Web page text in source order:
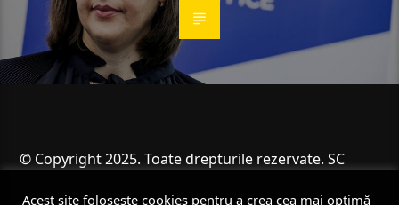
© Copyright 2025. Toate drepturile rezervate. SC
Acest site folosește cookies pentru a crea cea mai optimă